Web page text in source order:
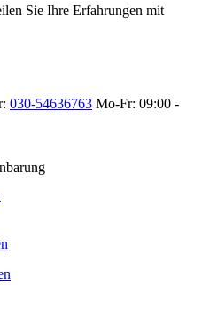
Sie Ihre Erfahrungen mit
030-54636763 Mo-Fr: 09:00 -